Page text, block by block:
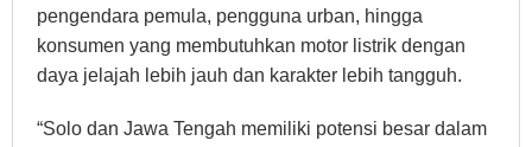
pengendara pemula, pengguna urban, hingga
konsumen yang membutuhkan motor listrik dengan
daya jelajah lebih jauh dan karakter lebih tangguh.
“Solo dan Jawa Tengah memiliki potensi besar dalam